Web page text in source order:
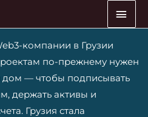
компании в Грузии
по-прежнему нужен
— чтобы подписывать
держать активы и
Грузия стала